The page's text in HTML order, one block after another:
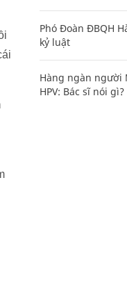
Phó Đoàn ĐBQH
kỷ luật
Hàng ngàn người
HPV: Bác sĩ nói gì?